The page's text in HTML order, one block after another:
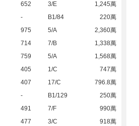
652 3/E
1,245萬
- B1/84
220萬
975 5/A
2,360萬
714 7/B
1,338萬
759 5/A
1,568萬
405 1/C
747萬
407 17/C
796.8萬
- B1/129
250萬
491 7/F
990萬
477 3/C
918萬